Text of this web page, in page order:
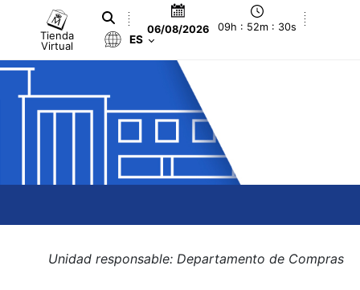
Tienda
Virtual
06/08/2026 09h : 52m : 30s
ES
Unidad responsable: Departamento de Compras